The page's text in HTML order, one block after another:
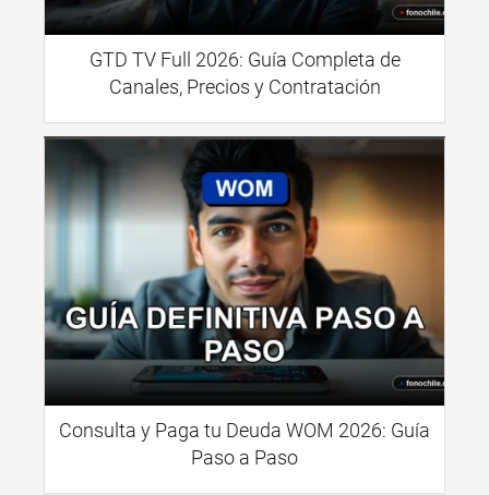
GTD TV Full 2026: Guía Completa de
Canales, Precios y Contratación
Consulta y Paga tu Deuda WOM 2026: Guía
Paso a Paso